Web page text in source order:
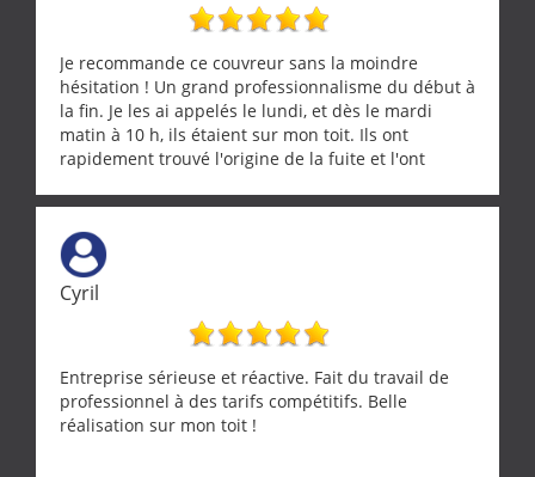
Je recommande ce couvreur sans la moindre
hésitation ! Un grand professionnalisme du début à
la fin. Je les ai appelés le lundi, et dès le mardi
matin à 10 h, ils étaient sur mon toit. Ils ont
rapidement trouvé l'origine de la fuite et l'ont
Une équipe sérieuse, réactive et compétente. C'est
vraiment rassurant de pouvoir compter sur des
artisans aussi professionnels. Merci encore !
Cyril
Entreprise sérieuse et réactive. Fait du travail de
professionnel à des tarifs compétitifs. Belle
réalisation sur mon toit !